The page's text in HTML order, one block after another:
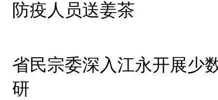
防疫人员送姜茶
省民宗委深入江永开展少
研